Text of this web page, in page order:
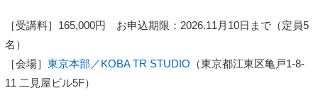
［受講料］165,000円 お申込期限：2026.11月10日まで（定員5
名）
［会場］ 東京本部／KOBA TR STUDIO （東京都江東区亀戸1-8-
11 二見屋ビル5F）